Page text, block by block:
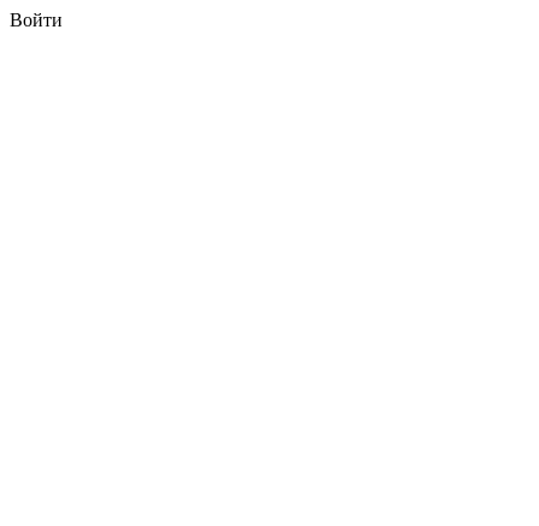
Войти